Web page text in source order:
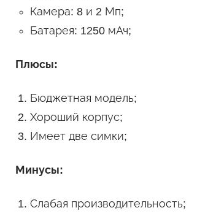
Камера: 8 и 2 Мп;
Батарея: 1250 мАч;
Плюсы:
Бюджетная модель;
Хороший корпус;
Имеет две симки;
Минусы:
Слабая производительность;